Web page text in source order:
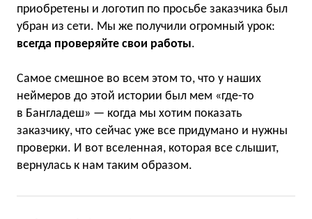
приобретены и логотип по просьбе заказчика был
убран из сети. Мы же получили огромный урок:
всегда проверяйте свои работы.
Самое смешное во всем этом то, что у наших
неймеров до этой истории был мем «где-то
в Бангладеш» — когда мы хотим показать
заказчику, что сейчас уже все придумано и нужны
проверки. И вот вселенная, которая все слышит,
вернулась к нам таким образом.